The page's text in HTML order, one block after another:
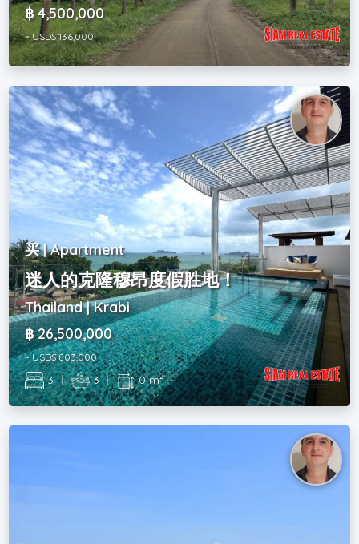
฿ 4,500,000
~ USD$ 136,000
买 | Apartment
迷人的克隆穆昂度假胜地！
Thailand | Krabi
฿ 26,500,000
~ USD$ 803,000
3 | 3 | 0 m2